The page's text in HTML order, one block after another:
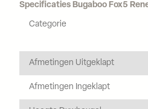
Specificaties Bugaboo Fox5
Categorie
Afmetingen Uitgeklapt
Afmetingen Ingeklapt